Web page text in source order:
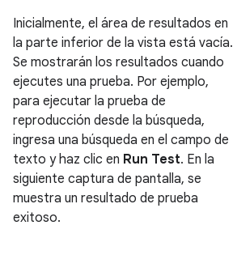
Inicialmente, el área de resultados en
la parte inferior de la vista está vacía.
Se mostrarán los resultados cuando
ejecutes una prueba. Por ejemplo,
para ejecutar la prueba de
reproducción desde la búsqueda,
ingresa una búsqueda en el campo de
texto y haz clic en Run Test. En la
siguiente captura de pantalla, se
muestra un resultado de prueba
exitoso.